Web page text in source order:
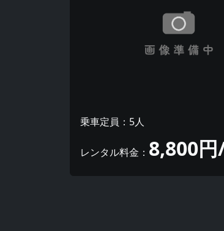
乗車定員：5人
レンタル料金： 8,800円